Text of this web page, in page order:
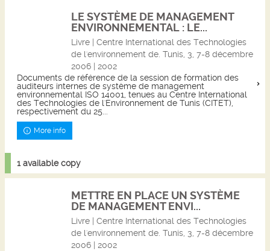
LE SYSTÈME DE MANAGEMENT
ENVIRONNEMENTAL : LE...
Livre | Centre International des Technologies
de l'environnement de. Tunis, 3, 7-8 décembre
2006 | 2002
Documents de référence de la session de formation des
auditeurs internes de système de management
environnemental ISO 14001, tenues au Centre International
des Technologies de l'Environnement de Tunis (CITET),
respectivement du 25...
More info
1 available copy
METTRE EN PLACE UN SYSTÈME
DE MANAGEMENT ENVI...
Livre | Centre International des Technologies
de l'environnement de. Tunis, 3, 7-8 décembre
2006 | 2002